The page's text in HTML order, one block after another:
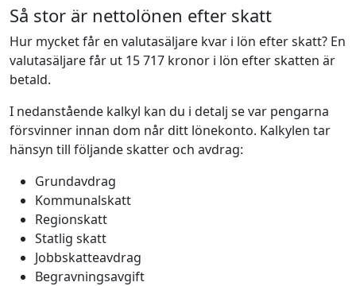
Så stor är nettolönen efter skatt
Hur mycket får en valutasäljare kvar i lön efter skatt? En
valutasäljare får ut 15 717 kronor i lön efter skatten är
betald.
I nedanstående kalkyl kan du i detalj se var pengarna
försvinner innan dom når ditt lönekonto. Kalkylen tar
hänsyn till följande skatter och avdrag:
Grundavdrag
Kommunalskatt
Regionskatt
Statlig skatt
Jobbskatteavdrag
Begravningsavgift